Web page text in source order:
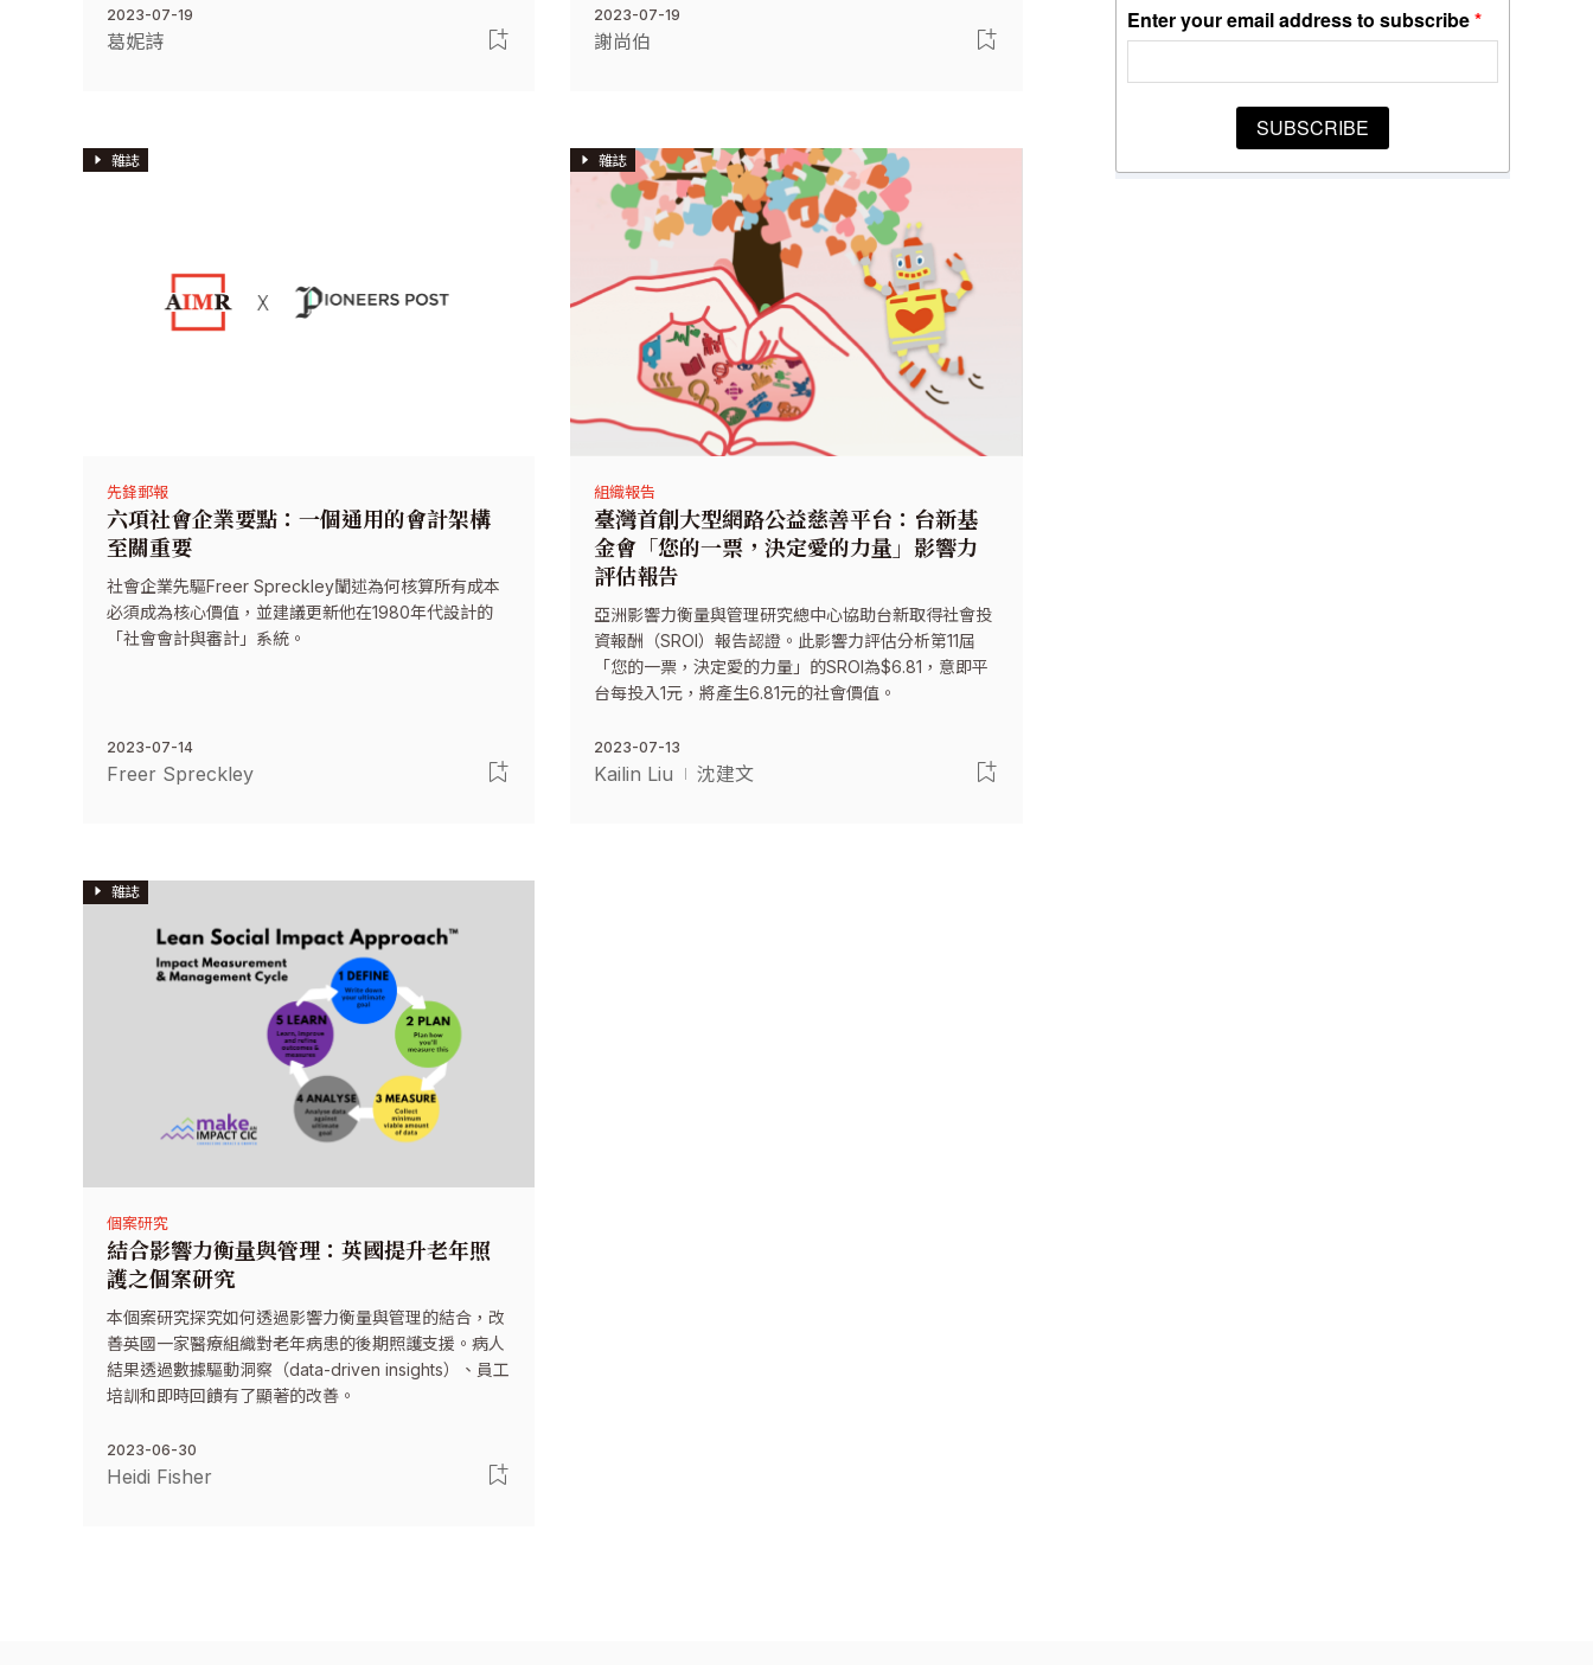
2023-07-19
葛妮詩
2023-07-19
謝尚伯
雜誌
先鋒郵報
六項社會企業要點：一個通用的會計架構
至關重要
社會企業先驅Freer Spreckley闡述為何核算所有成本
必須成為核心價值，並建議更新他在1980年代設計的
「社會會計與審計」系統。
2023-07-14
Freer Spreckley
雜誌
組織報告
臺灣首創大型網路公益慈善平台：台新基
金會「您的一票，決定愛的力量」影響力
評估報告
亞洲影響力衡量與管理研究總中心協助台新取得社會投
資報酬（SROI）報告認證。此影響力評估分析第11屆
「您的一票，決定愛的力量」的SROI為$6.81，意即平
台每投入1元，將產生6.81元的社會價值。
2023-07-13
Kailin Liu 沈建文
雜誌
個案研究
結合影響力衡量與管理：英國提升老年照
護之個案研究
本個案研究探究如何透過影響力衡量與管理的結合，改
善英國一家醫療組織對老年病患的後期照護支援。病人
結果透過數據驅動洞察（data-driven insights）、員工
培訓和即時回饋有了顯著的改善。
2023-06-30
Heidi Fisher